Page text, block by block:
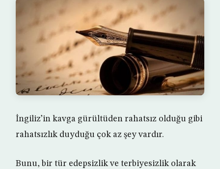
İngiliz’in kavga gürültüden rahatsız olduğu gibi
rahatsızlık duyduğu çok az şey vardır.
Bunu, bir tür edepsizlik ve terbiyesizlik olarak